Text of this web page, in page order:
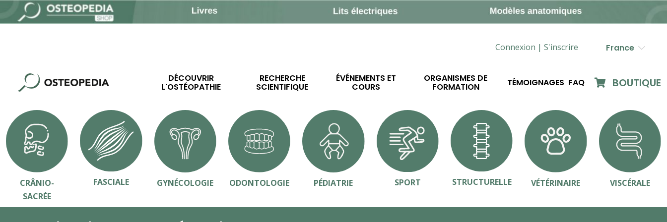
Connexion | S'inscrire France
DÉCOUVRIR
L'OSTÉOPATHIE
RECHERCHE
SCIENTIFIQUE
ÉVÉNEMENTS ET
COURS
ORGANISMES DE
FORMATION TÉMOIGNAGES FAQ BOUTIQUE
CRÂNIO-
SACRÉE
FASCIALE GYNÉCOLOGIE ODONTOLOGIE PÉDIATRIE SPORT STRUCTURELLE VÉTÉRINAIRE VISCÉRALE